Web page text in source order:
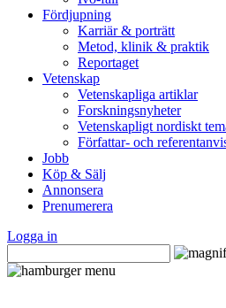
Fördjupning
Karriär & porträtt
Metod, klinik & praktik
Reportaget
Vetenskap
Vetenskapliga artiklar
Forskningsnyheter
Vetenskapligt nordiskt
Författar- och
Jobb
Köp & Sälj
Annonsera
Prenumerera
Logga in